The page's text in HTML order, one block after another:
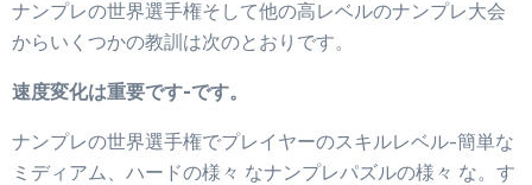
賞
むずかしい
マスター
エクストリーム
ナンプレの世界選手権そして他の高レベルのナンプレ大会
からいくつかの教訓は次のとおりです。
速度変化は重要です-です。
ナンプレの世界選手権でプレイヤーのスキルレベル-簡単な
ミディアム、ハードの様々 なナンプレパズルの様々 な。す